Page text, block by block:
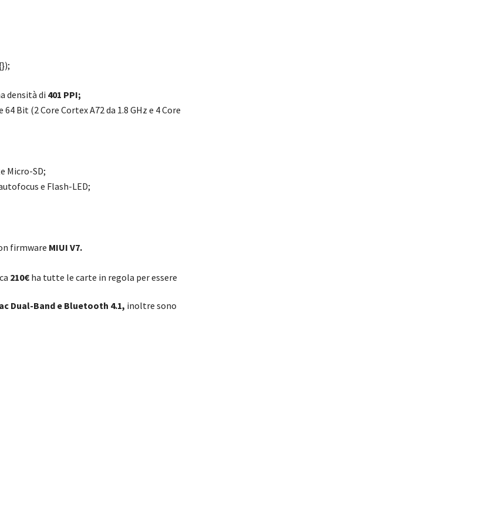
densità di 401 PPI;
64 Bit (2 Core Cortex A72 da 1.8 GHz e 4 Core
Micro-SD;
e Flash-LED;
firmware MIUI V7.
210€ ha tutte le carte in regola per essere
Dual-Band e Bluetooth 4.1, inoltre sono